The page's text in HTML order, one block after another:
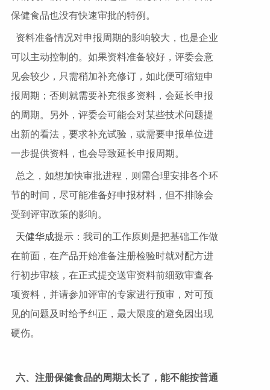
保健食品也没有快速审批的特例。
资料准备情况对申报周期的影响较大，也是企业
可以主动控制的。如果资料准备较好，评委会意
见会较少，只需稍加补充修订，如此便可缩短申
报周期；否则就需要补充很多资料，会延长申报
的周期。另外，评委会可能会对某些技术问题提
出新的看法，要求补充试验，或需要申报单位进
一步提供资料，也会导致延长申报周期。
总之，如想加快审批进程，则需合理安排各个环
节的时间，尽可能准备好申报材料，但不排除会
受到评审政策的影响。
天健华成提示：我司的工作原则是把基础工作做
在前面，在产品开始准备注册检验时就对配方进
行初步审核，在正式提交送审资料前细致审查各
项资料，并请参加评审的专家进行预审，对可预
见的问题及时给予纠正，最大限度的避免因出现
硬伤。
六、注册保健食品的周期太长了，能不能按普通